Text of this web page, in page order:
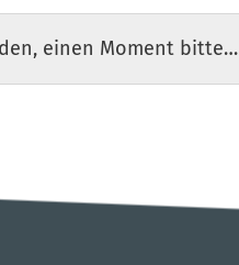
einen Moment bitte…